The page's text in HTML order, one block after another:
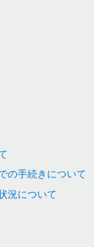
の手続きについて
況について